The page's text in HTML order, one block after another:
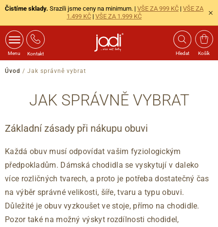
Čistíme sklady. Srazili jsme ceny na minimum. | VŠE ZA 999 KČ | VŠE ZA
1.499 KČ | VŠE ZA 1.999 KČ
Menu Kontakt Hledat Košík
Úvod / Jak správně vybrat
JAK SPRÁVNĚ VYBRAT
Základní zásady při nákupu obuvi
Každá obuv musí odpovídat vašim fyziologickým
předpokladům. Dámská chodidla se vyskytují v daleko
více rozličných tvarech, a proto je potřeba dostatečný čas
na výběr správné velikosti, šíře, tvaru a typu obuvi.
Důležité je obuv vyzkoušet ve stoje, přímo na chodidle.
Pozor také na možný výskyt rozdílnosti chodidel,